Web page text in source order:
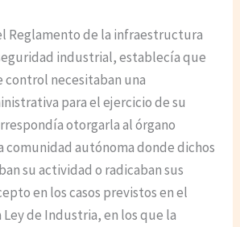
Reglamento de la infraestructura
industrial, establecía que
control necesitaban una
para el ejercicio de su
otorgarla al órgano
autónoma donde dichos
su actividad o radicaban sus
en los casos previstos en el
de Industria, en los que la